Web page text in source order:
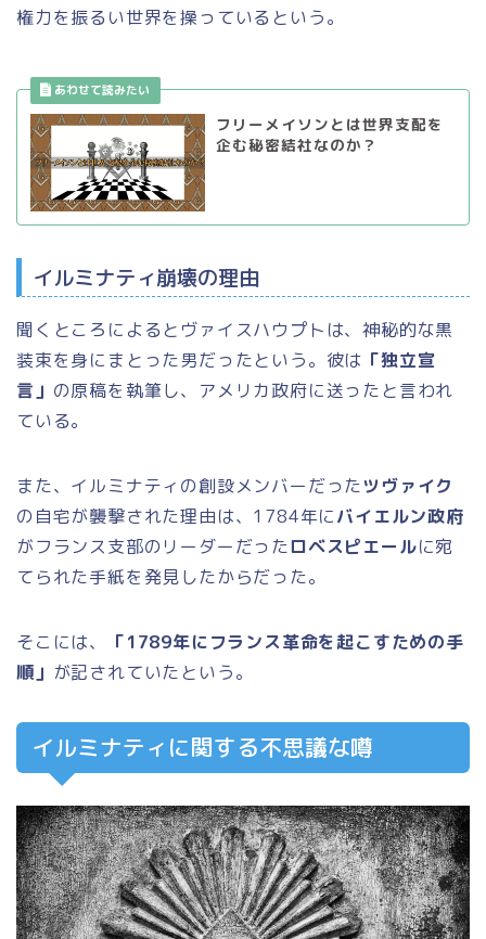
権力を振るい世界を操っているという。
フリーメイソンとは世界支配を
企む秘密結社なのか？
イルミナティ崩壊の理由
聞くところによるとヴァイスハウプトは、神秘的な黒
装束を身にまとった男だったという。彼は 「独立宣
言」 の原稿を執筆し、アメリカ政府に送ったと言われ
ている。
また、イルミナティの創設メンバーだったツヴァイク
の自宅が襲撃された理由は、1784年にバイエルン政府
がフランス支部のリーダーだったロベスピエールに宛
てられた手紙を発見したからだった。
そこには、
「1789年にフランス革命を起こすための手
順」 が記されていたという。
イルミナティに関する不思議な噂